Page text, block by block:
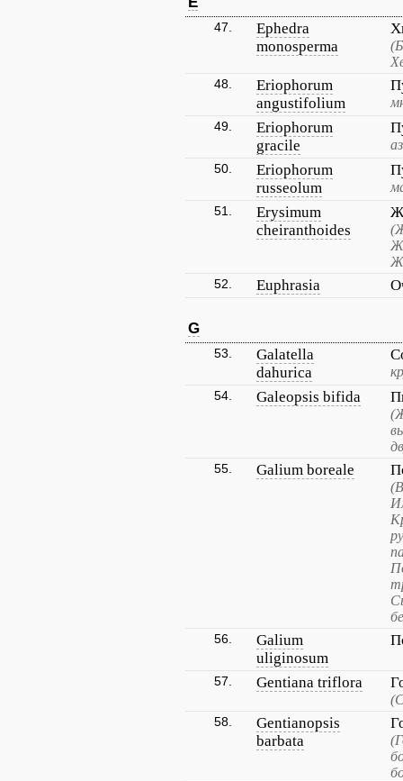
47.
Ephedra
monosperma
48.
Eriophorum
angustifolium
49.
Eriophorum
gracile
50.
Eriophorum
russeolum
51.
Erysimum
cheiranthoides
52. Euphrasia
G
53.
Galatella
dahurica
54. Galeopsis bifida
55. Galium boreale
56.
Galium
uliginosum
57. Gentiana triflora
58.
Gentianopsis
barbata